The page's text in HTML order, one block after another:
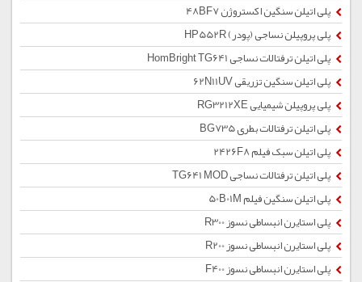
پلی اتیلن سنگین اکستروژن 48BF7
پلی پروپیلن نساجی (پودر) HP552R
پلی اتیلن ترفتالات نساجی HomBright TG641
پلی اتیلن سنگین تزریقی 62N11UV
پلی پروپیلن شیمیایی RG3212XE
پلی اتیلن ترفتالات بطری BG735
پلی اتیلن سبک فیلم 2426F8
پلی اتیلن ترفتالات نساجی TG641 MOD
پلی اتیلن سنگین فیلم 50B01M
پلی استایرن انبساطی نسوز R300
پلی استایرن انبساطی نسوز R200
پلی استایرن انبساطی نسوز F400